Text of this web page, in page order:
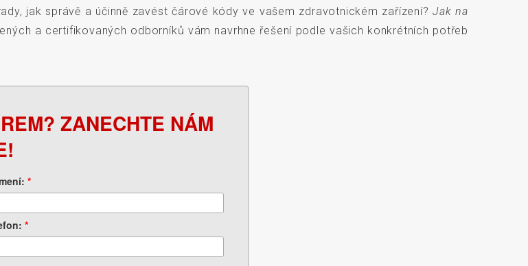
jak správě a účinně zavést čárové kódy ve vašem zdravotnickém zařízení?Jak na
a certifikovaných odborníků vám navrhne řešení podle vašich konkrétních potřeb